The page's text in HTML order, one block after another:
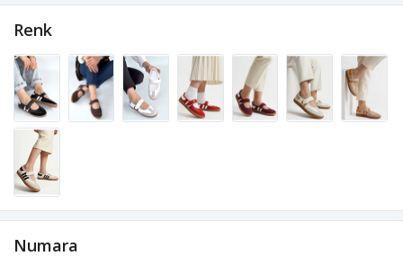
Renk
Numara